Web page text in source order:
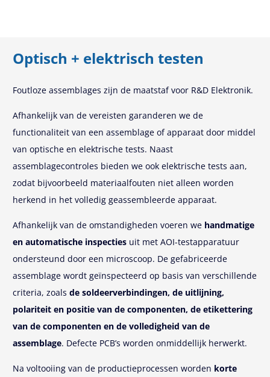
Optisch + elektrisch testen
Foutloze assemblages zijn de maatstaf voor R&D Elektronik.
Afhankelijk van de vereisten garanderen we de
functionaliteit van een assemblage of apparaat door middel
van optische en elektrische tests. Naast
assemblagecontroles bieden we ook elektrische tests aan,
zodat bijvoorbeeld materiaalfouten niet alleen worden
herkend in het volledig geassembleerde apparaat.
Afhankelijk van de omstandigheden voeren we handmatige
en automatische inspecties uit met AOI-testapparatuur
ondersteund door een microscoop. De gefabriceerde
assemblage wordt geïnspecteerd op basis van verschillende
criteria, zoals de soldeerverbindingen, de uitlijning,
polariteit en positie van de componenten, de etikettering
van de componenten en de volledigheid van de
assemblage. Defecte PCB’s worden onmiddellijk herwerkt.
Na voltooiing van de productieprocessen worden korte